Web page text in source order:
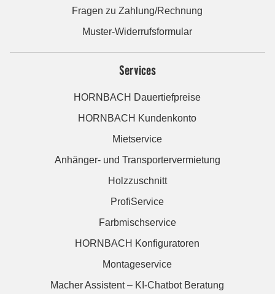
Fragen zu Zahlung/Rechnung
Muster-Widerrufsformular
Services
HORNBACH Dauertiefpreise
HORNBACH Kundenkonto
Mietservice
Anhänger- und Transportervermietung
Holzzuschnitt
ProfiService
Farbmischservice
HORNBACH Konfiguratoren
Montageservice
Macher Assistent – KI-Chatbot Beratung